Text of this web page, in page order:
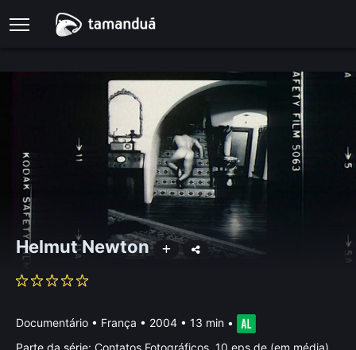
Helmut Newton
Documentário • França • 2004 • 13 min •
Parte da série: Contatos Fotográficos, 10 eps de (em média)